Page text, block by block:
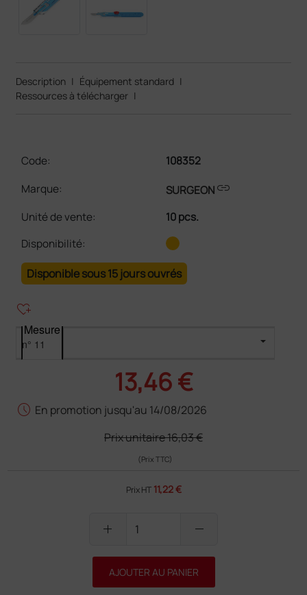
Description | Équipement standard |
Ressources à télécharger |
Code:
108352
Marque:
SURGEONlink
Unité de vente:
10 pcs.
Disponibilité:
Disponible sous 15 jours ouvrés
heart_plus
Mesure
13,46 €
schedule En promotion jusqu'au 14/08/2026
Prix unitaire16,03 €
(Prix TTC)
Prix HT 11,22 €
add remove
AJOUTER AU PANIER